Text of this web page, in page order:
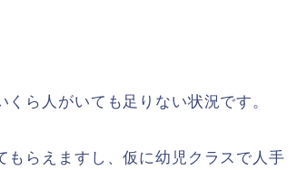
ら人がいても足りない状況です。
らえますし、仮に幼児クラスで人手